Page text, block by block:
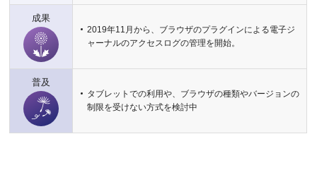
成果
2019年11月から、ブラウザのプラグインによる電子ジ
ャーナルのアクセスログの管理を開始。
普及
タブレットでの利用や、ブラウザの種類やバージョンの
制限を受けない方式を検討中